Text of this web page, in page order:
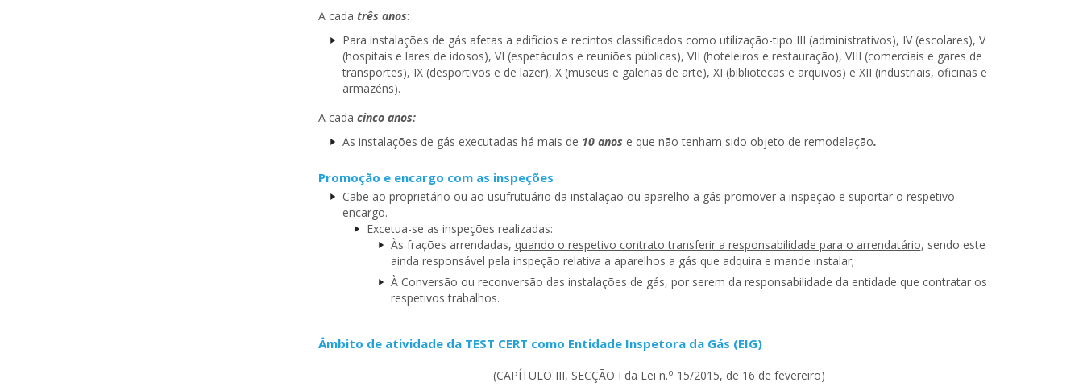
A cada três anos:
Para instalações de gás afetas a edifícios e recintos classificados como utilização-tipo III (administrativos), IV (escolares), V
(hospitais e lares de idosos), VI (espetáculos e reuniões públicas), VII (hoteleiros e restauração), VIII (comerciais e gares de
transportes), IX (desportivos e de lazer), X (museus e galerias de arte), XI (bibliotecas e arquivos) e XII (industriais, oficinas e
armazéns).
A cada cinco anos:
As instalações de gás executadas há mais de 10 anos e que não tenham sido objeto de remodelação.
Promoção e encargo com as inspeções
Cabe ao proprietário ou ao usufrutuário da instalação ou aparelho a gás promover a inspeção e suportar o respetivo
encargo.
Excetua-se as inspeções realizadas:
Às frações arrendadas, quando o respetivo contrato transferir a responsabilidade para o arrendatário, sendo este
ainda responsável pela inspeção relativa a aparelhos a gás que adquira e mande instalar;
À Conversão ou reconversão das instalações de gás, por serem da responsabilidade da entidade que contratar os
respetivos trabalhos.
Âmbito de atividade da TEST CERT como Entidade Inspetora da Gás (EIG)
(CAPÍTULO III, SECÇÃO I da Lei n.o 15/2015, de 16 de fevereiro)